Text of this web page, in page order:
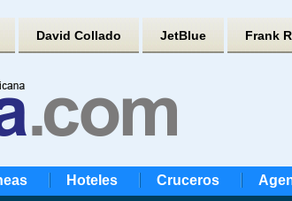
David Collado JetBlue Frank
Hoteles Cruceros